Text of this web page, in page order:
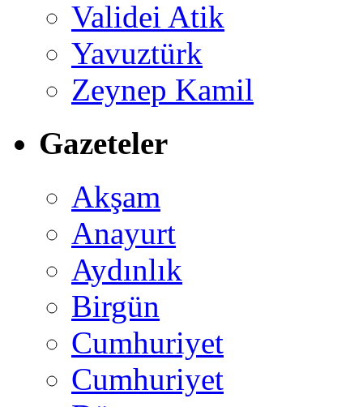
Validei Atik
Yavuztürk
Zeynep Kamil
Gazeteler
Akşam
Anayurt
Aydınlık
Birgün
Cumhuriyet
Cumhuriyet